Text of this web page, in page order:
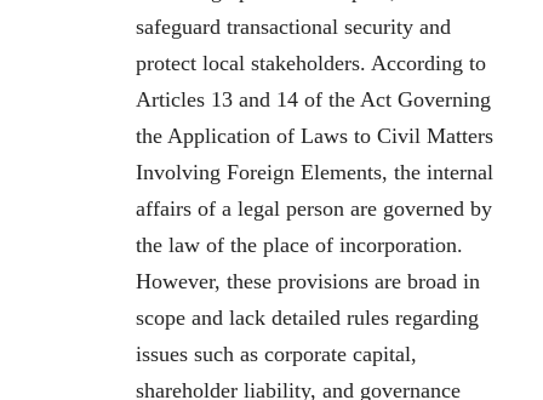
safeguard transactional security and
protect local stakeholders. According to
Articles 13 and 14 of the Act Governing
the Application of Laws to Civil Matters
Involving Foreign Elements, the internal
affairs of a legal person are governed by
the law of the place of incorporation.
However, these provisions are broad in
scope and lack detailed rules regarding
issues such as corporate capital,
shareholder liability, and governance